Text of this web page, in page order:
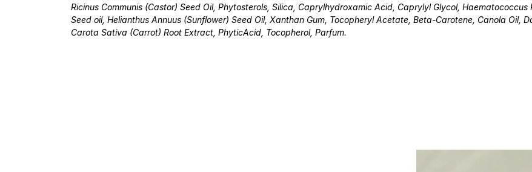
Ricinus Communis (Castor) Seed Oil, Phytosterols, Silica, Caprylhydroxamic Acid, Caprylyl Glycol,
Seed oil, Helianthus Annuus (Sunflower) Seed Oil, Xanthan Gum, Tocopheryl Acetate, Beta-Carotene, Canola Oil,
Carota Sativa (Carrot) Root Extract, PhyticAcid, Tocopherol, Parfum.